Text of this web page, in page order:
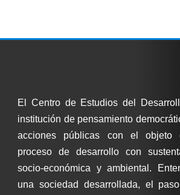
El Centro de Estudios del
institución de pensamiento
acciones públicas con el objeto
proceso de desarrollo con
socio-económica y ambiental.
una sociedad desarrollada, el